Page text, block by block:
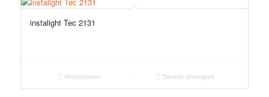
instalight Tec 2131
Weiterlesen Details anzeigen